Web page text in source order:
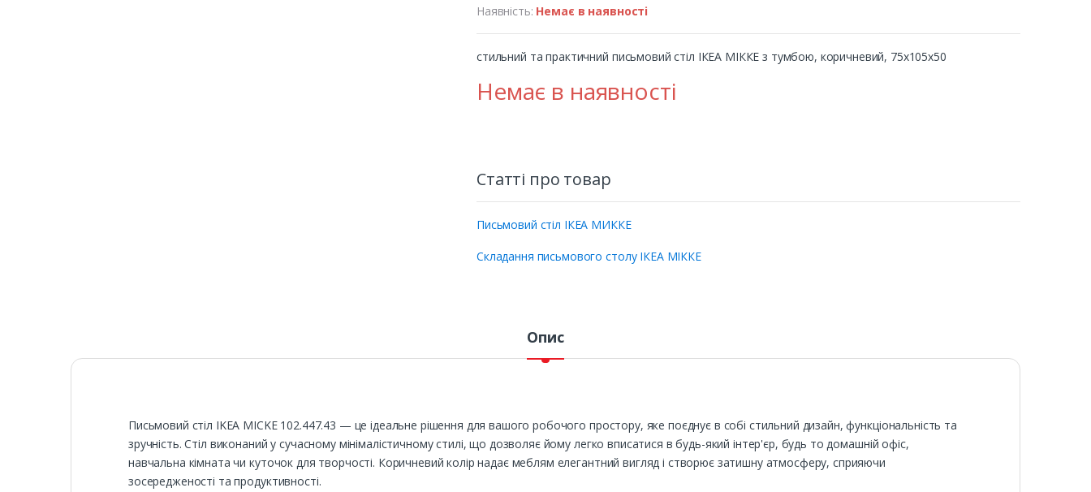
Наявність: Немає в наявності
стильний та практичний письмовий стіл ІКЕА МІККЕ з тумбою, коричневий, 75x105x50
Немає в наявності
Статті про товар
Письмовий стіл ІКЕА МИККЕ
Складання письмового столу ІКЕА МІККЕ
Опис
Письмовий стіл IKEA MICKE 102.447.43 — це ідеальне рішення для вашого робочого простору, яке поєднує в собі стильний дизайн, функціональність та
зручність. Стіл виконаний у сучасному мінімалістичному стилі, що дозволяє йому легко вписатися в будь-який інтер'єр, будь то домашній офіс,
навчальна кімната чи куточок для творчості. Коричневий колір надає меблям елегантний вигляд і створює затишну атмосферу, сприяючи
зосередженості та продуктивності.